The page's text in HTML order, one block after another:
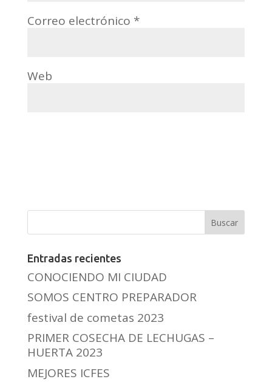
Correo electrónico *
Web
Entradas recientes
CONOCIENDO MI CIUDAD
SOMOS CENTRO PREPARADOR
festival de cometas 2023
PRIMER COSECHA DE LECHUGAS –
HUERTA 2023
MEJORES ICFES